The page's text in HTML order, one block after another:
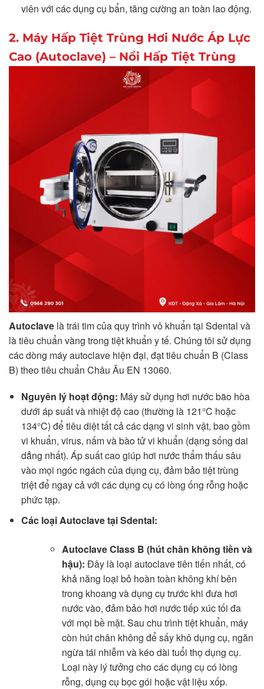
viên với các dụng cụ bẩn, tăng cường an toàn lao động.
2. Máy Hấp Tiệt Trùng Hơi Nước Áp Lực
Cao (Autoclave) – Nồi Hấp Tiệt Trùng
Autoclave là trái tim của quy trình vô khuẩn tại Sdental và
là tiêu chuẩn vàng trong tiệt khuẩn y tế. Chúng tôi sử dụng
các dòng máy autoclave hiện đại, đạt tiêu chuẩn B (Class
B) theo tiêu chuẩn Châu Âu EN 13060.
Nguyên lý hoạt động: Máy sử dụng hơi nước bão hòa
dưới áp suất và nhiệt độ cao (thường là 121°C hoặc
134°C) để tiêu diệt tất cả các dạng vi sinh vật, bao gồm
vi khuẩn, virus, nấm và bào tử vi khuẩn (dạng sống dai
dẳng nhất). Áp suất cao giúp hơi nước thẩm thấu sâu
vào mọi ngóc ngách của dụng cụ, đảm bảo tiệt trùng
triệt để ngay cả với các dụng cụ có lòng ống rỗng hoặc
phức tạp.
Các loại Autoclave tại Sdental:
Autoclave Class B (hút chân không tiền và
hậu): Đây là loại autoclave tiên tiến nhất, có
khả năng loại bỏ hoàn toàn không khí bên
trong khoang và dụng cụ trước khi đưa hơi
nước vào, đảm bảo hơi nước tiếp xúc tối đa
với mọi bề mặt. Sau chu trình tiệt khuẩn, máy
còn hút chân không để sấy khô dụng cụ, ngăn
ngừa tái nhiễm và kéo dài tuổi thọ dụng cụ.
Loại này lý tưởng cho các dụng cụ có lòng
rỗng, dụng cụ bọc gói hoặc vật liệu xốp.